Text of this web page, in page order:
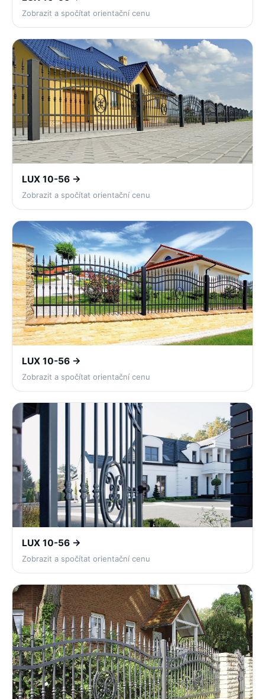
Zobrazit a spočítat orientační cenu
LUX 10-56 →
Zobrazit a spočítat orientační cenu
LUX 10-56 →
Zobrazit a spočítat orientační cenu
LUX 10-56 →
Zobrazit a spočítat orientační cenu